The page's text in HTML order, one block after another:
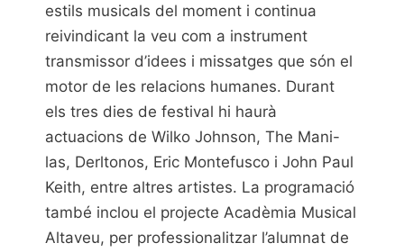
estils musicals del moment i continua
reivindicant la veu com a instrument
transmissor d’idees i missatges que són el
motor de les relacions humanes. Durant
els tres dies de festival hi haurà
actuacions de Wilko Johnson, The Mani-
las, Derltonos, Eric Montefusco i John Paul
Keith, entre altres artistes. La programació
també inclou el projecte Acadèmia Musical
Altaveu, per professionalitzar l’alumnat de